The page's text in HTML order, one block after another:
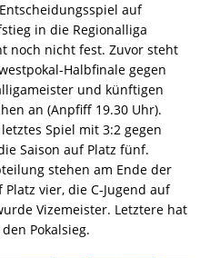
auf
in die Regionalliga
noch nicht fest. Zuvor steht
Halbfinale gegen
und künftigen
an (Anpfiff 19.30 Uhr).
Spiel mit 3:2 gegen
Saison auf Platz fünf.
stehen am Ende der
vier, die C-Jugend auf
Vizemeister. Letztere hat
Pokalsieg.